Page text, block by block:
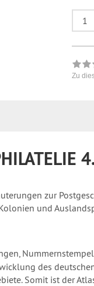
Zu
zur
und
des
Somit ist der